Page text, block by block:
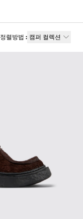
정렬방법 : 캠퍼 컬렉션